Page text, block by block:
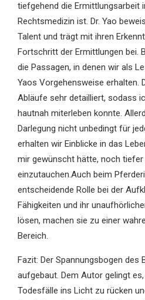
tiefgehend die Ermittlungsarbeit
Rechtsmedizin ist. Dr. Yao
Talent und trägt mit ihren
Fortschritt der Ermittlungen bei.
die Passagen, in denen wir als
Yaos Vorgehensweise erhalten.
Abläufe sehr detailliert, sodass
hautnah miterleben konnte.
Darlegung nicht unbedingt für
erhalten wir Einblicke in das
mir gewünscht hätte, noch
einzutauchen.Auch beim
entscheidende Rolle bei der
Fähigkeiten und ihr
lösen, machen sie zu einer
Bereich.
Fazit: Der Spannungsbogen des
aufgebaut. Dem Autor gelingt
Todesfälle ins Licht zu rücken